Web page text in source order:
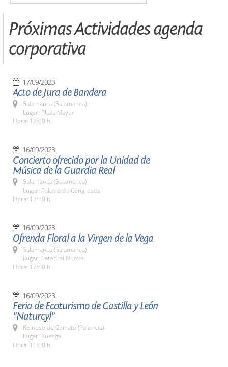
Próximas Actividades agenda
corporativa
17/09/2023
Acto de Jura de Bandera
Salamanca (Salamanca)
Lugar: Plaza Mayor
Hora: 12:00 h.
16/09/2023
Concierto ofrecido por la Unidad de
Música de la Guardia Real
Salamanca (Salamanca)
Lugar: Palacio de Congresos
Hora: 17:30 h.
16/09/2023
Ofrenda Floral a la Virgen de la Vega
Salamanca (Salamanca)
Lugar: Catedral Nueva
Hora: 12:00 h.
16/09/2023
Feria de Ecoturismo de Castilla y León
"Naturcyl"
Reinoso de Cerrato (Palencia)
Lugar: Ruesga
Hora: 11:00 h.